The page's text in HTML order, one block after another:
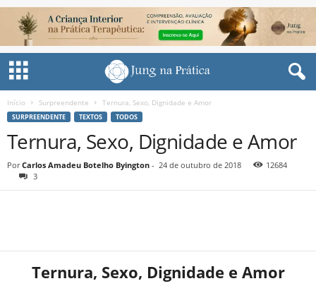
Início Surpreendente Ternura, Sexo, Dignidade e Amor
SURPREENDENTE TEXTOS TODOS
Ternura, Sexo, Dignidade e Amor
Por Carlos Amadeu Botelho Byington - 24 de outubro de 2018
12684
3
Ternura, Sexo, Dignidade e Amor